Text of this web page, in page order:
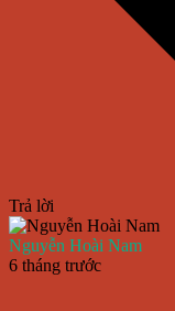
Trả lời
Nguyễn Hoài Nam
6 tháng trước